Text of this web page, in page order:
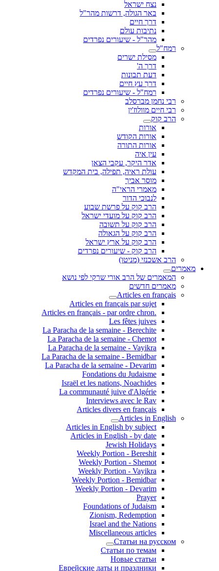
נצח ישראל
באר הגולה, דרשות מהר"ל
דרך חיים
נתיבות עולם
מהר"ל - שיעורים נפרדים
רמח"ל
מסילת ישרים
דרך ה'
דעת תבונות
דרך עץ חיים
רמח"ל - שיעורים נפרדים
רבי נחמן מברסלב
רבי חיים מוולוז'ין
הרב קוק
אורות
אורות הקודש
אורות התורה
עין איה
אדר היקר, עקבי הצאן
עולת ראיה, תפילה, בית המקדש
מוסר אביך
מאמרי הראי"ה
לנבוכי הדור
הרב קוק על פרשת שבוע
הרב קוק על מועדי ישראל
הרב קוק על תשובה
הרב קוק על הגאולה
הרב קוק על ארץ ישראל
הרב קוק - שיעורים נפרדים
הרב אשכנזי (מניטו)
מאמרים
המאמרים של הרב אורי שרקי לפי נושא
מאמרים חדשים
Articles en français
Articles en français par sujet
.Articles en français - par ordre chron
Les fêtes juives
La Paracha de la semaine - Berechite
La Paracha de la semaine - Chemot
La Paracha de la semaine - Vayikra
La Paracha de la semaine - Bemidbar
La Paracha de la semaine - Devarim
Fondations du Judaisme
Israël et les nations, Noachides
La communauté juive d'Algérie
Interviews avec le Rav
Articles divers en français
Articles in English
Articles in English by subject
Articles in English - by date
Jewish Holidays
Weekly Portion - Bereshit
Weekly Portion - Shemot
Weekly Portion - Vayikra
Weekly Portion - Bemidbar
Weekly Portion - Devarim
Prayer
Foundations of Judaism
Zionism, Redemption
Israel and the Nations
Miscellaneous articles
Статьи на русском
Статьи по темам
Новые статьи
Еврейские даты и праздники